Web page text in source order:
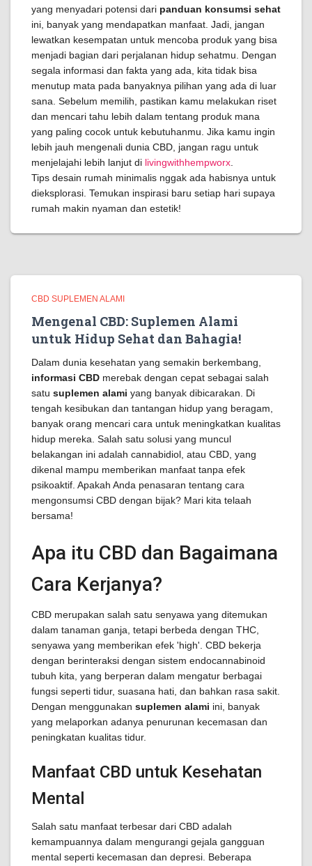
yang menyadari potensi dari panduan konsumsi sehat
ini, banyak yang mendapatkan manfaat. Jadi, jangan
lewatkan kesempatan untuk mencoba produk yang bisa
menjadi bagian dari perjalanan hidup sehatmu. Dengan
segala informasi dan fakta yang ada, kita tidak bisa
menutup mata pada banyaknya pilihan yang ada di luar
sana. Sebelum memilih, pastikan kamu melakukan riset
dan mencari tahu lebih dalam tentang produk mana
yang paling cocok untuk kebutuhanmu. Jika kamu ingin
lebih jauh mengenali dunia CBD, jangan ragu untuk
menjelajahi lebih lanjut di livingwithhempworx
Tips desain rumah minimalis nggak ada habisnya untuk
dieksplorasi. Temukan inspirasi baru setiap hari supaya
rumah makin nyaman dan estetik!
CBD SUPLEMEN ALAMI
Mengenal CBD: Suplemen Alami
untuk Hidup Sehat dan Bahagia!
Dalam dunia kesehatan yang semakin berkembang,
informasi CBD merebak dengan cepat sebagai salah
satu suplemen alami yang banyak dibicarakan. Di
tengah kesibukan dan tantangan hidup yang beragam,
banyak orang mencari cara untuk meningkatkan kualitas
hidup mereka. Salah satu solusi yang muncul
belakangan ini adalah cannabidiol, atau CBD, yang
dikenal mampu memberikan manfaat tanpa efek
psikoaktif. Apakah Anda penasaran tentang cara
mengonsumsi CBD dengan bijak? Mari kita telaah
bersama!
Apa itu CBD dan Bagaimana
Cara Kerjanya?
CBD merupakan salah satu senyawa yang ditemukan
dalam tanaman ganja, tetapi berbeda dengan THC,
senyawa yang memberikan efek 'high'. CBD bekerja
dengan berinteraksi dengan sistem endocannabinoid
tubuh kita, yang berperan dalam mengatur berbagai
fungsi seperti tidur, suasana hati, dan bahkan rasa sakit.
Dengan menggunakan suplemen alami ini, banyak
yang melaporkan adanya penurunan kecemasan dan
peningkatan kualitas tidur.
Manfaat CBD untuk Kesehatan
Mental
Salah satu manfaat terbesar dari CBD adalah
kemampuannya dalam mengurangi gejala gangguan
mental seperti kecemasan dan depresi. Beberapa